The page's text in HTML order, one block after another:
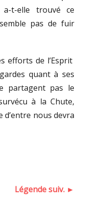
a-t-elle trouvé ce
pas de fuir
efforts de l’Esprit
quant à ses
partagent pas le
à la Chute,
d’entre nous devra
Légende suiv. ►